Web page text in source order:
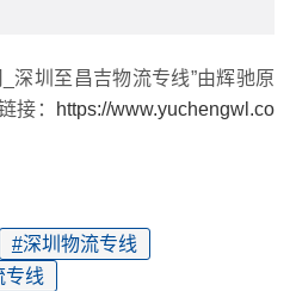
深圳至昌吉物流专线”由辉驰原
接：
https://www.yuchengwl.co
#深圳物流专线
专线